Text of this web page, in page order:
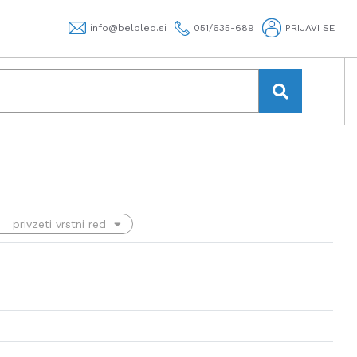
info@belbled.si 051/635-689 PRIJAVI SE